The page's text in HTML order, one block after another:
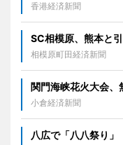
香港経済新聞
SC相模原、熊本と
相模原町田経済新聞
関門海峡花火大会、
小倉経済新聞
八広で「八八祭り